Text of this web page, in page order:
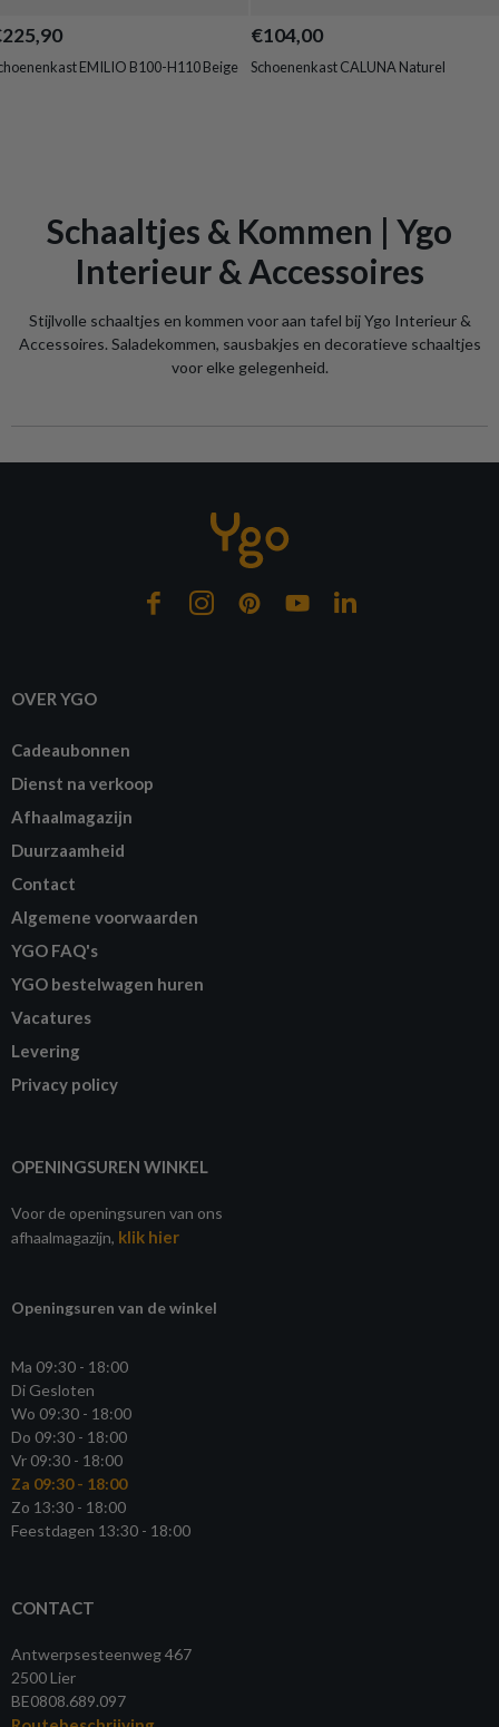
EMILIO B100-H110 Beige
€104,00
Schoenenkast CALUNA Naturel
Schaaltjes & Kommen | Ygo
Interieur & Accessoires
Stijlvolle schaaltjes en kommen voor aan tafel bij Ygo Interieur &
Accessoires. Saladekommen, sausbakjes en decoratieve schaaltjes
voor elke gelegenheid.
OVER YGO
Cadeaubonnen
Dienst na verkoop
Afhaalmagazijn
Duurzaamheid
Contact
Algemene voorwaarden
YGO FAQ's
YGO bestelwagen huren
Vacatures
Levering
Privacy policy
OPENINGSUREN WINKEL
Voor de openingsuren van ons
afhaalmagazijn, klik hier
Openingsuren van de winkel
Ma 09:30 - 18:00
Di Gesloten
Wo 09:30 - 18:00
Do 09:30 - 18:00
Vr 09:30 - 18:00
Za 09:30 - 18:00
Zo 13:30 - 18:00
Feestdagen 13:30 - 18:00
CONTACT
Antwerpsesteenweg 467
2500 Lier
BE0808.689.097